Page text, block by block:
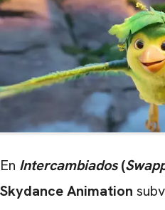
En Intercambiados (
Skydance Animation